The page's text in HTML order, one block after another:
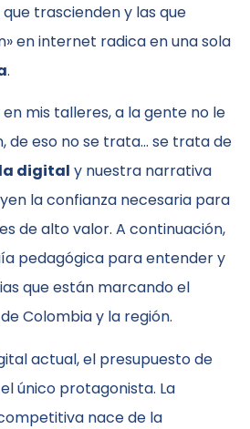
trascienden y las que
en internet radica en una sola
.
mis talleres, a la gente no le
de eso no se trata… se trata de
digital y nuestra narrativa
la confianza necesaria para
de alto valor. A continuación,
pedagógica para entender y
que están marcando el
Colombia y la región.
actual, el presupuesto de
único protagonista. La
nace de la